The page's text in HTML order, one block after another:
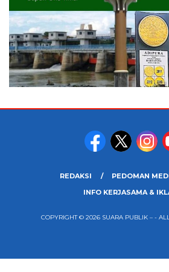
REDAKSI
PEDOMAN
INFO KERJASAMA &
COPYRIGHT © 2026 SUARA PUBLIK – -